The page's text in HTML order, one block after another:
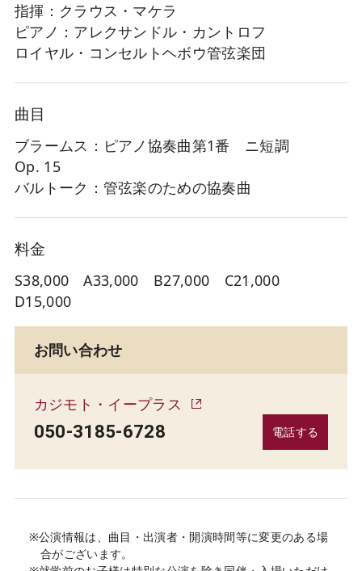
指揮：クラウス・マケラ
ピアノ：アレクサンドル・カントロフ
ロイヤル・コンセルトヘボウ管弦楽団
曲目
ブラームス：ピアノ協奏曲第1番 ニ短調
Op. 15
バルトーク：管弦楽のための協奏曲
料金
S38,000 A33,000 B27,000 C21,000
D15,000
お問い合わせ
カジモト・イープラス
050-3185-6728 電話する
※公演情報は、曲目・出演者・開演時間等に変更のある場
合がございます。